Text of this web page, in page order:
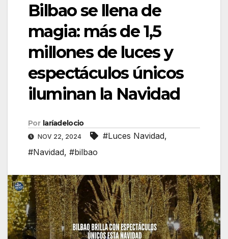
Bilbao se llena de
magia: más de 1,5
millones de luces y
espectáculos únicos
iluminan la Navidad
Por laríadelocio
NOV 22, 2024 #Luces Navidad,
#Navidad, #bilbao